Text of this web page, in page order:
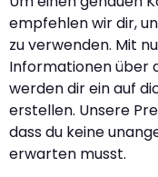
empfehlen wir dir,
zu verwenden. Mit
Informationen über
werden dir ein auf
erstellen. Unsere
dass du keine
erwarten musst.